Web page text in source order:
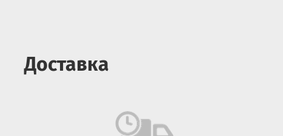
Доставка